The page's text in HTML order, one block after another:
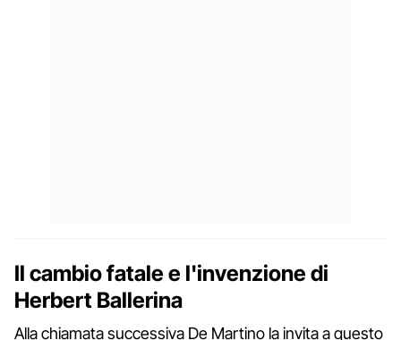
Il cambio fatale e l'invenzione di
Herbert Ballerina
Alla chiamata successiva De Martino la invita a questo